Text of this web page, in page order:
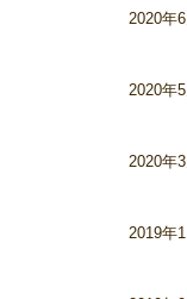
2020年6
2020年5
2020年3
2019年